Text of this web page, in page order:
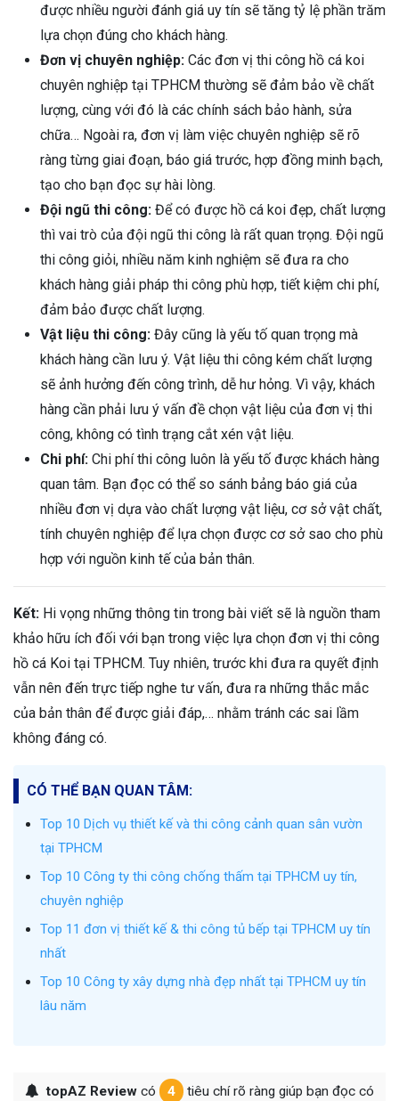
được nhiều người đánh giá uy tín sẽ tăng tỷ lệ phần trăm
lựa chọn đúng cho khách hàng.
Đơn vị chuyên nghiệp: Các đơn vị thi công hồ cá koi
chuyên nghiệp tại TPHCM thường sẽ đảm bảo về chất
lượng, cùng với đó là các chính sách bảo hành, sửa
chữa… Ngoài ra, đơn vị làm việc chuyên nghiệp sẽ rõ
ràng từng giai đoạn, báo giá trước, hợp đồng minh bạch,
tạo cho bạn đọc sự hài lòng.
Đội ngũ thi công: Để có được hồ cá koi đẹp, chất lượng
thì vai trò của đội ngũ thi công là rất quan trọng. Đội ngũ
thi công giỏi, nhiều năm kinh nghiệm sẽ đưa ra cho
khách hàng giải pháp thi công phù hợp, tiết kiệm chi phí,
đảm bảo được chất lượng.
Vật liệu thi công: Đây cũng là yếu tố quan trọng mà
khách hàng cần lưu ý. Vật liệu thi công kém chất lượng
sẽ ảnh hưởng đến công trình, dễ hư hỏng. Vì vậy, khách
hàng cần phải lưu ý vấn đề chọn vật liệu của đơn vị thi
công, không có tình trạng cắt xén vật liệu.
Chi phí: Chi phí thi công luôn là yếu tố được khách hàng
quan tâm. Bạn đọc có thể so sánh bảng báo giá của
nhiều đơn vị dựa vào chất lượng vật liệu, cơ sở vật chất,
tính chuyên nghiệp để lựa chọn được cơ sở sao cho phù
hợp với nguồn kinh tế của bản thân.
Kết: Hi vọng những thông tin trong bài viết sẽ là nguồn tham
khảo hữu ích đối với bạn trong việc lựa chọn đơn vị thi công
hồ cá Koi tại TPHCM. Tuy nhiên, trước khi đưa ra quyết định
vẫn nên đến trực tiếp nghe tư vấn, đưa ra những thắc mắc
của bản thân để được giải đáp,… nhằm tránh các sai lầm
không đáng có.
CÓ THỂ BẠN QUAN TÂM:
Top 10 Dịch vụ thiết kế và thi công cảnh quan sân vườn
tại TPHCM
Top 10 Công ty thi công chống thấm tại TPHCM uy tín,
chuyên nghiệp
Top 11 đơn vị thiết kế & thi công tủ bếp tại TPHCM uy tín
nhất
Top 10 Công ty xây dựng nhà đẹp nhất tại TPHCM uy tín
lâu năm
topAZ Reviewcó 4
tiêu chí rõ ràng giúp bạn đọc có